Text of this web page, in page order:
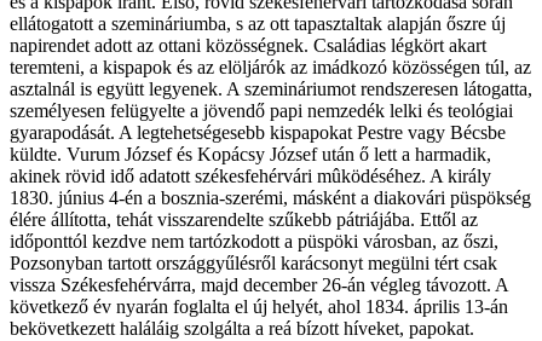
ellátogatott a szemináriumba, s az ott tapasztaltak alapján őszre új
napirendet adott az ottani közösségnek. Családias légkört akart
teremteni, a kispapok és az elöljárók az imádkozó közösségen túl, az
asztalnál is együtt legyenek. A szemináriumot rendszeresen látogatta,
személyesen felügyelte a jövendő papi nemzedék lelki és teológiai
gyarapodását. A legtehetségesebb kispapokat Pestre vagy Bécsbe
küldte. Vurum József és Kopácsy József után ő lett a harmadik,
akinek rövid idő adatott székesfehérvári mûködéséhez. A király
1830. június 4-én a bosznia-szerémi, másként a diakovári püspökség
élére állította, tehát visszarendelte szűkebb pátriájába. Ettől az
időponttól kezdve nem tartózkodott a püspöki városban, az őszi,
Pozsonyban tartott országgyűlésről karácsonyt megülni tért csak
vissza Székesfehérvárra, majd december 26-án végleg távozott. A
következő év nyarán foglalta el új helyét, ahol 1834. április 13-án
bekövetkezett haláláig szolgálta a reá bízott híveket, papokat.